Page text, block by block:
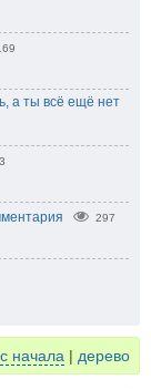
а ты всё ещё нет
297
с начала | дерево